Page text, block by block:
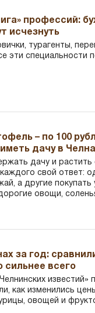
профессий:
исчезнуть
тур­агенты,
эти специальности
– по 100
дачу в
дачу и
свой ответ:
а другие
овощи,
за год:
сильнее всего
известий»
как изменились
овощей и